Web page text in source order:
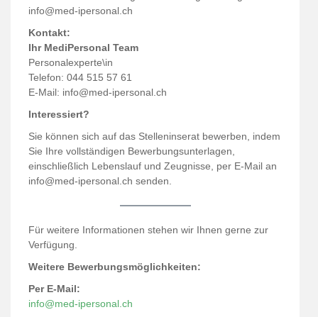
info@med-ipersonal.ch
Kontakt:
Ihr MediPersonal Team
Personalexperte\in
Telefon: 044 515 57 61
E-Mail: info@med-ipersonal.ch
Interessiert?
Sie können sich auf das Stelleninserat bewerben, indem
Sie Ihre vollständigen Bewerbungsunterlagen,
einschließlich Lebenslauf und Zeugnisse, per E-Mail an
info@med-ipersonal.ch senden.
Für weitere Informationen stehen wir Ihnen gerne zur
Verfügung.
Weitere Bewerbungsmöglichkeiten:
Per E-Mail:
info@med-ipersonal.ch